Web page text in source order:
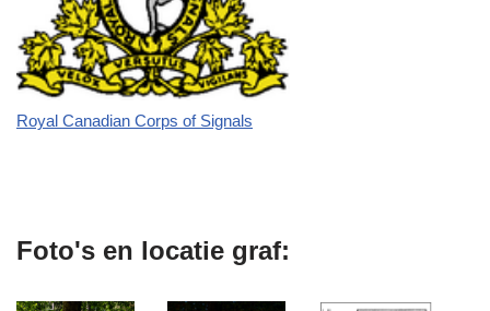
Royal Canadian Corps of Signals
Foto's en locatie graf: